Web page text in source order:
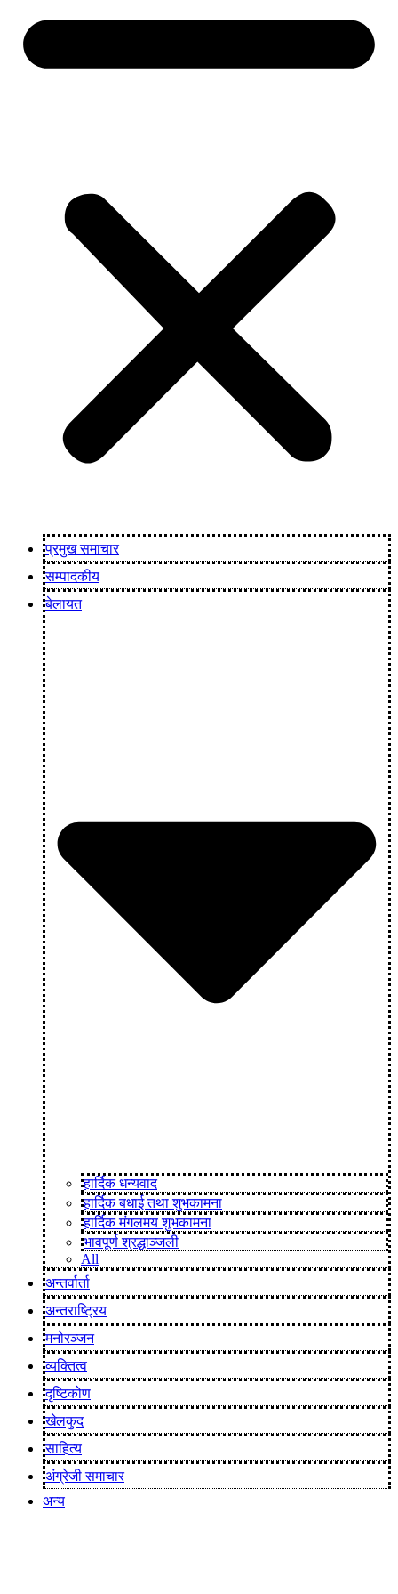
प्रमुख समाचार
सम्पादकीय
बेलायत
हार्दिक धन्यवाद
हार्दिक बधाई तथा शुभकामना
हार्दिक मंगलमय शुभकामना
भावपूर्ण श्रद्धाञ्जली
All
अन्तर्वार्ता
अन्तराष्ट्रिय
मनोरञ्जन
व्यक्तित्व
दृष्टिकोण
खेलकुद
साहित्य
अंग्रेजी समाचार
अन्य